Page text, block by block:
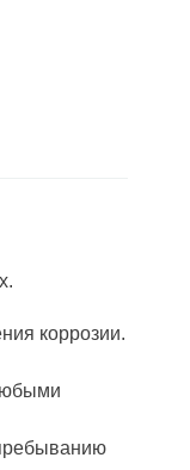
коррозии.